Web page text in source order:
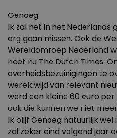
Genoeg
Ik zal het in het Nederlands
erg gaan missen. Ook de
Wereldomroep Nederland
heet nu The Dutch Times.
overheidsbezuinigingen te
wereldwijd van relevant
werd een kleine 60 euro per
ook die kunnen we niet
Ik blijf Genoeg natuurlijk
zal zeker eind volgend jaar